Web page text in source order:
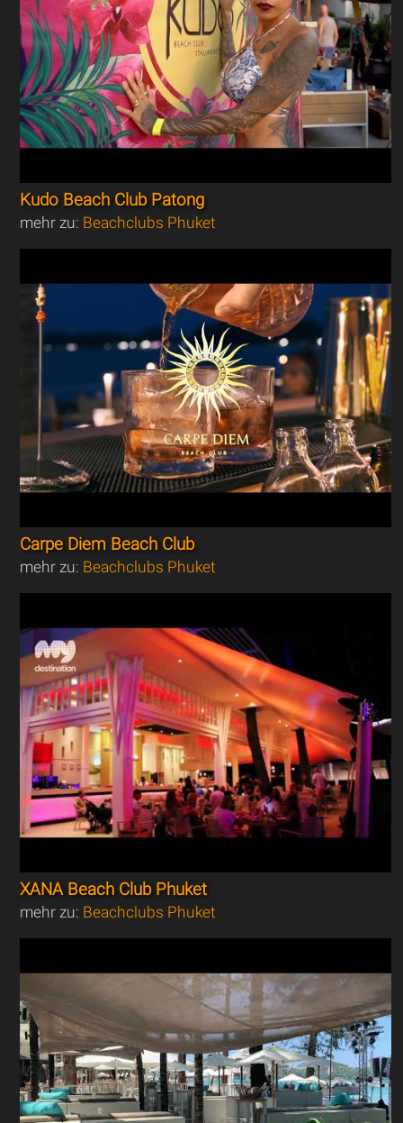
Kudo Beach Club Patong
mehr zu: Beachclubs Phuket
Carpe Diem Beach Club
mehr zu: Beachclubs Phuket
XANA Beach Club Phuket
mehr zu: Beachclubs Phuket